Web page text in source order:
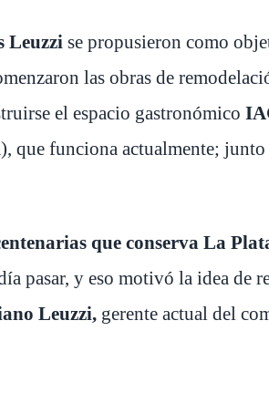
Leuzzi se propusieron como
las obras de
el espacio gastronómico
que funciona actualmente;
que conserva La
pasar, y eso motivó la idea de
Leuzzi, gerente actual del